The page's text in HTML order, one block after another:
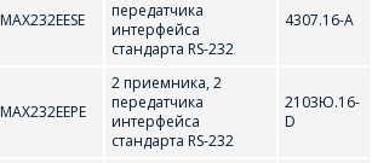
MAX232EESE
передатчика
интерфейса
стандарта RS-232
4307.16-А
MAX232EEPE
2 приемника, 2
передатчика
интерфейса
стандарта RS-232
2103Ю.16-
D
ОФОРМИТЬ ЗАКАЗ
Форма предназначена
для юридических лиц
ЗАДАТЬ ВОПРОС